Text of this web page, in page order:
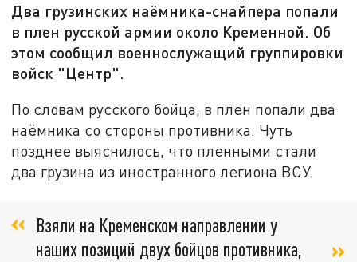
Два грузинских наёмника-снайпера попали
в плен русской армии около Кременной. Об
этом сообщил военнослужащий группировки
войск "Центр".
По словам русского бойца, в плен попали два
наёмника со стороны противника. Чуть
позднее выяснилось, что пленными стали
два грузина из иностранного легиона ВСУ.
Взяли на Кременском направлении у
наших позиций двух бойцов противника,